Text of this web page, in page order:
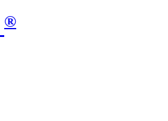
®